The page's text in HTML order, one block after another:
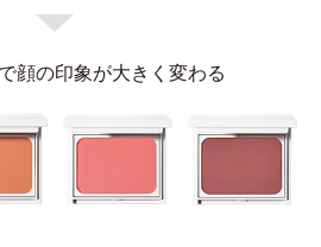
顔の印象が大きく変わる